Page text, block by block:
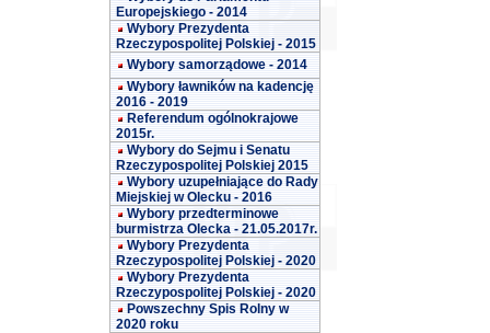
Europejskiego - 2014
Wybory Prezydenta
Rzeczypospolitej Polskiej - 2015
Wybory samorządowe - 2014
Wybory ławników na kadencję
2016 - 2019
Referendum ogólnokrajowe
2015r.
Wybory do Sejmu i Senatu
Rzeczypospolitej Polskiej 2015
Wybory uzupełniające do Rady
Miejskiej w Olecku - 2016
Wybory przedterminowe
burmistrza Olecka - 21.05.2017r.
Wybory Prezydenta
Rzeczypospolitej Polskiej - 2020
Wybory Prezydenta
Rzeczypospolitej Polskiej - 2020
Powszechny Spis Rolny w
2020 roku